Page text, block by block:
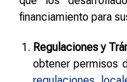
financiamiento para
Regulaciones y
obtener permisos